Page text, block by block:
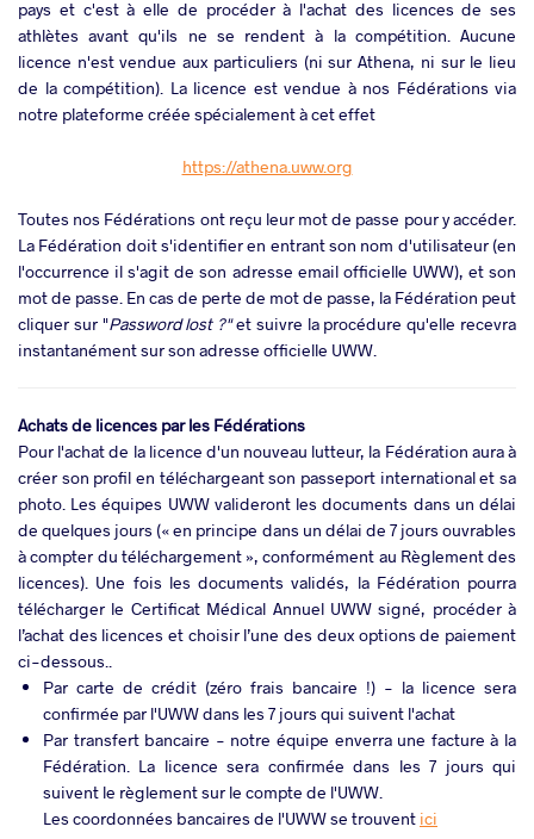
pays et c'est à elle de procéder à l'achat des licences de ses
athlètes avant qu'ils ne se rendent à la compétition. Aucune
licence n'est vendue aux particuliers (ni sur Athena, ni sur le lieu
de la compétition). La licence est vendue à nos Fédérations via
notre plateforme créée spécialement à cet effet
https://athena.uww.org
Toutes nos Fédérations ont reçu leur mot de passe pour y accéder.
La Fédération doit s'identifier en entrant son nom d'utilisateur (en
l'occurrence il s'agit de son adresse email officielle UWW), et son
mot de passe. En cas de perte de mot de passe, la Fédération peut
cliquer sur "Password lost ?" et suivre la procédure qu'elle recevra
instantanément sur son adresse officielle UWW.
Achats de licences par les Fédérations
Pour l'achat de la licence d'un nouveau lutteur, la Fédération aura à
créer son profil en téléchargeant son passeport international et sa
photo. Les équipes UWW valideront les documents dans un délai
de quelques jours (« en principe dans un délai de 7 jours ouvrables
à compter du téléchargement », conformément au Règlement des
licences). Une fois les documents validés, la Fédération pourra
télécharger le Certificat Médical Annuel UWW signé, procéder à
l’achat des licences et choisir l’une des deux options de paiement
ci-dessous..
Par carte de crédit (zéro frais bancaire !) - la licence sera
confirmée par l'UWW dans les 7 jours qui suivent l'achat
Par transfert bancaire - notre équipe enverra une facture à la
Fédération. La licence sera confirmée dans les 7 jours qui
suivent le règlement sur le compte de l'UWW.
Les coordonnées bancaires de l'UWW se trouvent ici